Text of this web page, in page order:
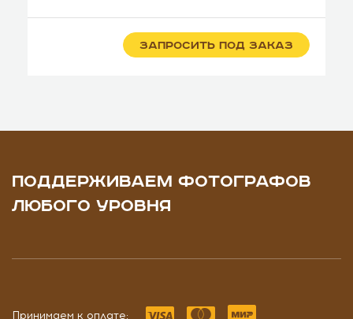
ЗАПРОСИТЬ ПОД ЗАКАЗ
ПОДДЕРЖИВАЕМ ФОТОГРАФОВ
ЛЮБОГО УРОВНЯ
Принимаем к оплате: